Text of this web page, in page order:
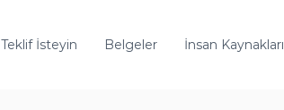
Teklif İsteyin Belgeler İnsan Kaynakları